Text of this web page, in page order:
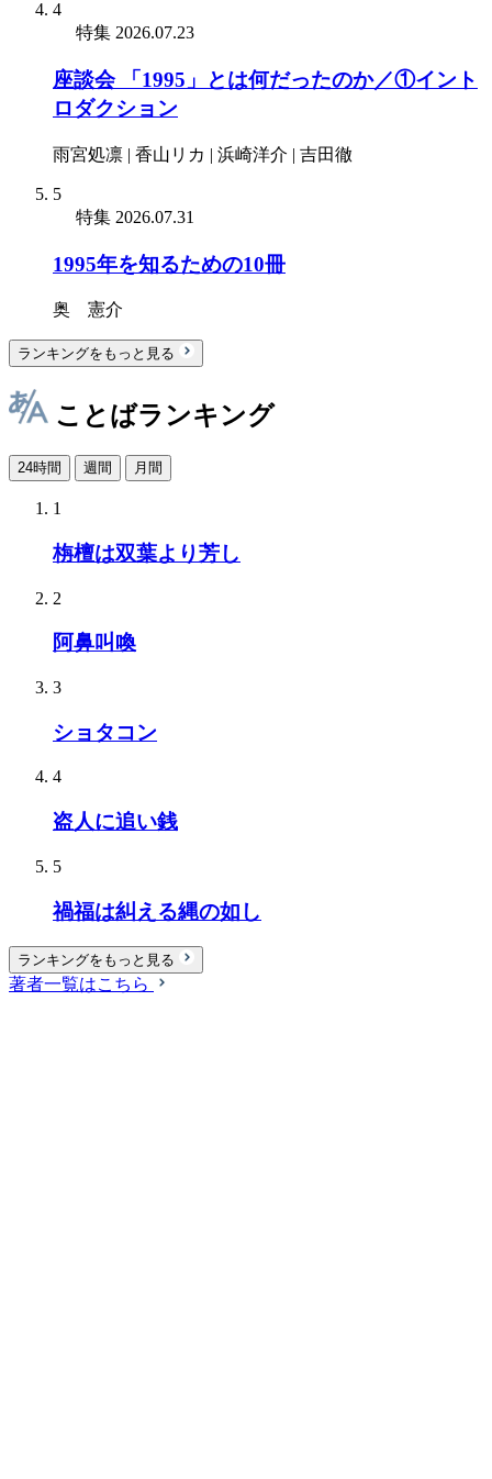
4
特集 2026.07.23
座談会 「1995」とは何だったのか／①イント
ロダクション
雨宮処凛 | 香山リカ | 浜崎洋介 | 吉田徹
5
特集 2026.07.31
1995年を知るための10冊
奥 憲介
ランキングをもっと見る
ことばランキング
24時間 週間 月間
1
栴檀は双葉より芳し
2
阿鼻叫喚
3
ショタコン
4
盗人に追い銭
5
禍福は糾える縄の如し
ランキングをもっと見る
著者一覧はこちら